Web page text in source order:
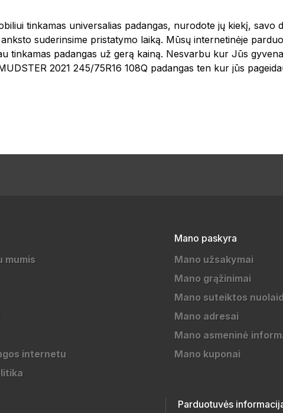
tinkamas universalias padangas, nurodote jų kiekį, savo
suderinsime pristatymo laiką. Mūsų internetinėje
tinkamas padangas už gerą kainą. Nesvarbu kur Jūs
2021 245/75R16 108Q padangas ten kur jūs
mumis
internetu
Mano paskyra
Mano užsakymai
Mano grąžinimai
Mano suteiktos
Mano adresai
Mano asmeninė
Mano kuponai
Parduotuvės